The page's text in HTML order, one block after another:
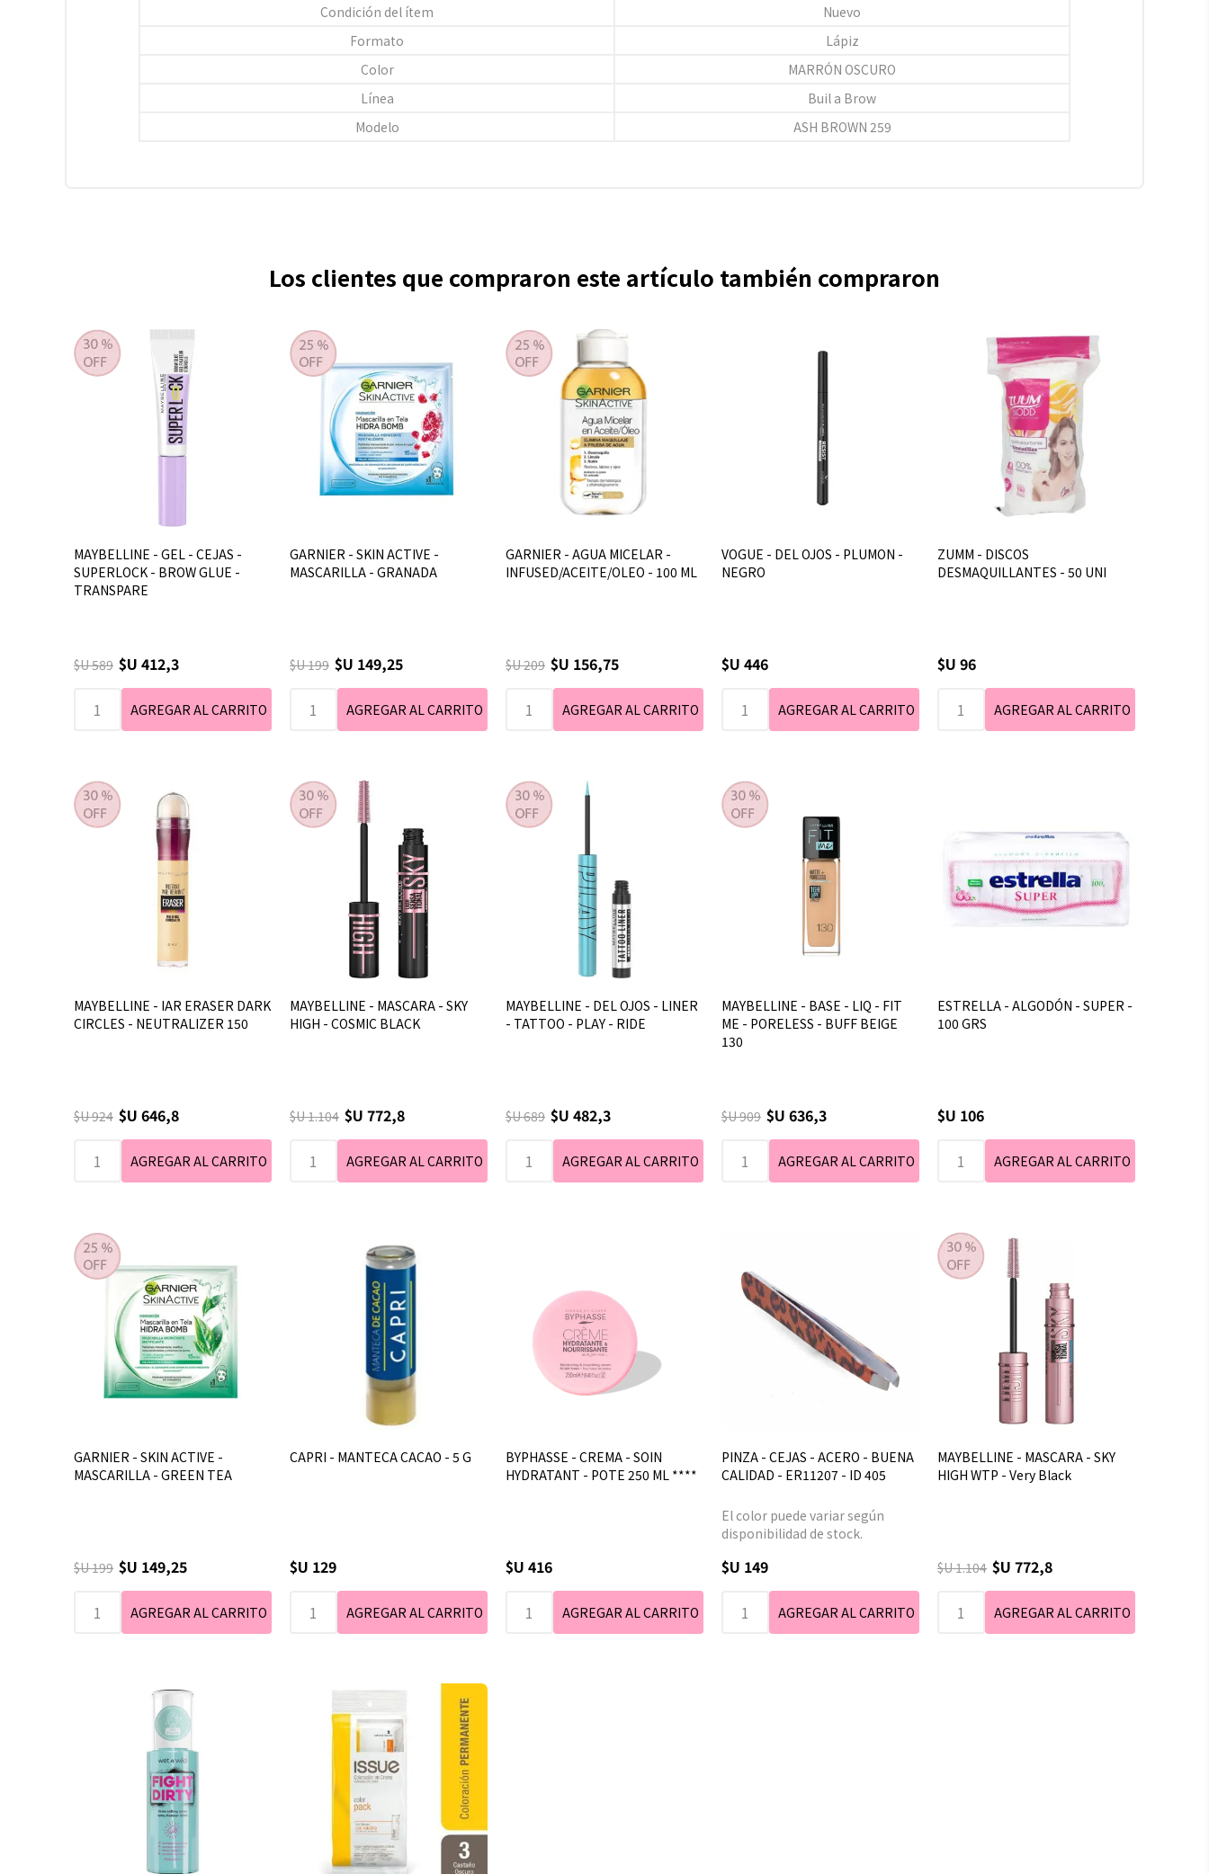
Condición del ítem
Nuevo
Formato
Lápiz
Color
MARRÓN OSCURO
Línea
Buil a Brow
Modelo
ASH BROWN 259
Los clientes que compraron este artículo también compraron
MAYBELLINE - GEL - CEJAS -
SUPERLOCK - BROW GLUE -
TRANSPARE
$U 589 $U 412,3
GARNIER - SKIN ACTIVE -
MASCARILLA - GRANADA
$U 199 $U 149,25
GARNIER - AGUA MICELAR -
INFUSED/ACEITE/OLEO - 100 ML
$U 209 $U 156,75
VOGUE - DEL OJOS - PLUMON -
NEGRO
$U 446
ZUMM - DISCOS
DESMAQUILLANTES - 50 UNI
$U 96
MAYBELLINE - IAR ERASER DARK
CIRCLES - NEUTRALIZER 150
$U 924 $U 646,8
MAYBELLINE - MASCARA - SKY
HIGH - COSMIC BLACK
$U 1.104 $U 772,8
MAYBELLINE - DEL OJOS - LINER
- TATTOO - PLAY - RIDE
$U 689 $U 482,3
MAYBELLINE - BASE - LIQ - FIT
ME - PORELESS - BUFF BEIGE
130
$U 909 $U 636,3
ESTRELLA - ALGODÓN - SUPER -
100 GRS
$U 106
GARNIER - SKIN ACTIVE -
MASCARILLA - GREEN TEA
$U 199 $U 149,25
CAPRI - MANTECA CACAO - 5 G
$U 129
BYPHASSE - CREMA - SOIN
HYDRATANT - POTE 250 ML ****
$U 416
PINZA - CEJAS - ACERO - BUENA
CALIDAD - ER11207 - ID 405
El color puede variar según
disponibilidad de stock.
$U 149
MAYBELLINE - MASCARA - SKY
HIGH WTP - Very Black
$U 1.104 $U 772,8